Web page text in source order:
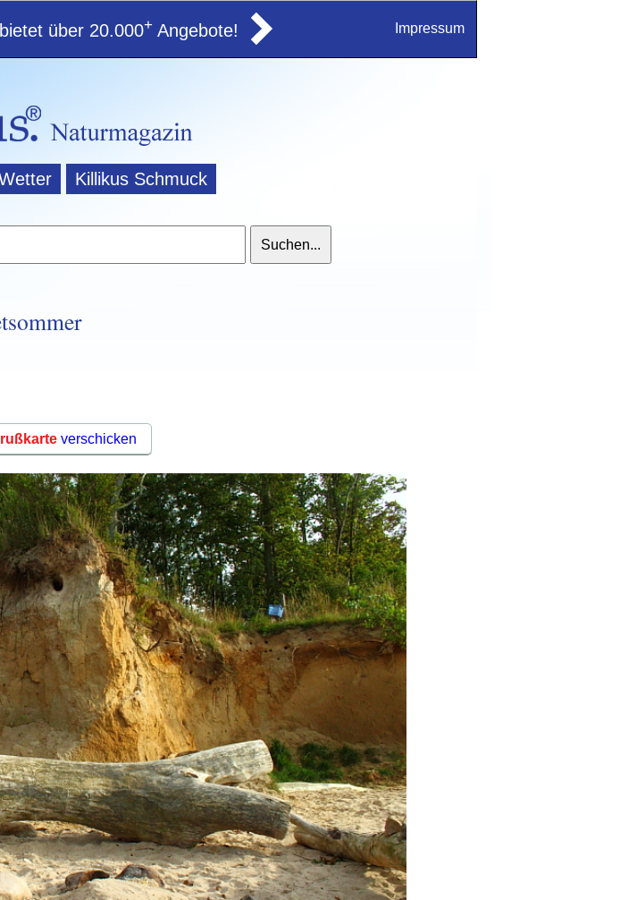
über 20.000+ Angebote! Impressum
Killikus Schmuck
verschicken